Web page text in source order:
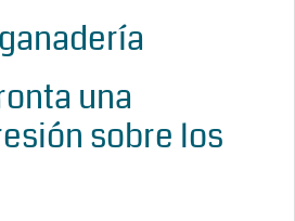
una
sobre los